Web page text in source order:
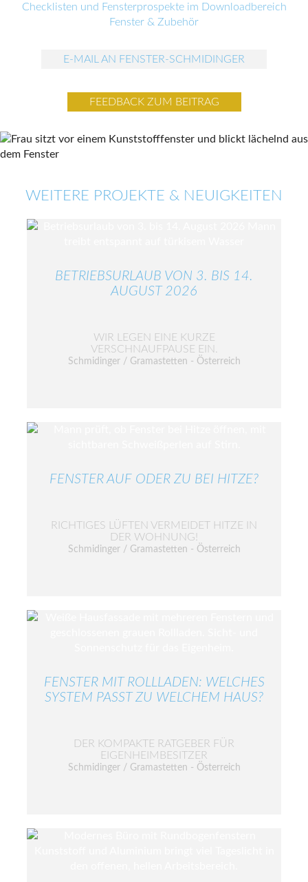
Checklisten und Fensterprospekte im Downloadbereich
Fenster & Zubehör
E-MAIL AN FENSTER-SCHMIDINGER
FEEDBACK ZUM BEITRAG
WEITERE PROJEKTE & NEUIGKEITEN
BETRIEBSURLAUB VON 3. BIS 14.
AUGUST 2026
WIR LEGEN EINE KURZE
VERSCHNAUFPAUSE EIN.
Schmidinger / Gramastetten - Österreich
FENSTER AUF ODER ZU BEI HITZE?
RICHTIGES LÜFTEN VERMEIDET HITZE IN
DER WOHNUNG!
Schmidinger / Gramastetten - Österreich
FENSTER MIT ROLLLADEN: WELCHES
SYSTEM PASST ZU WELCHEM HAUS?
DER KOMPAKTE RATGEBER FÜR
EIGENHEIMBESITZER
Schmidinger / Gramastetten - Österreich